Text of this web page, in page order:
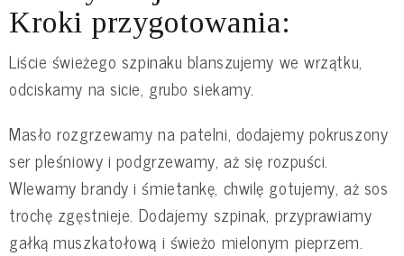
Kroki przygotowania:
Liście świeżego szpinaku blanszujemy we wrzątku,
odciskamy na sicie, grubo siekamy.
Masło rozgrzewamy na patelni, dodajemy pokruszony
ser pleśniowy i podgrzewamy, aż się rozpuści.
Wlewamy brandy i śmietankę, chwilę gotujemy, aż sos
trochę zgęstnieje. Dodajemy szpinak, przyprawiamy
gałką muszkatołową i świeżo mielonym pieprzem.